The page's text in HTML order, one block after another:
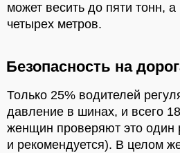
может весить до пяти тонн,
четырех метров.
Безопасность на
Только 25% водителей
давление в шинах, и всего
женщин проверяют это один
и рекомендуется). В целом